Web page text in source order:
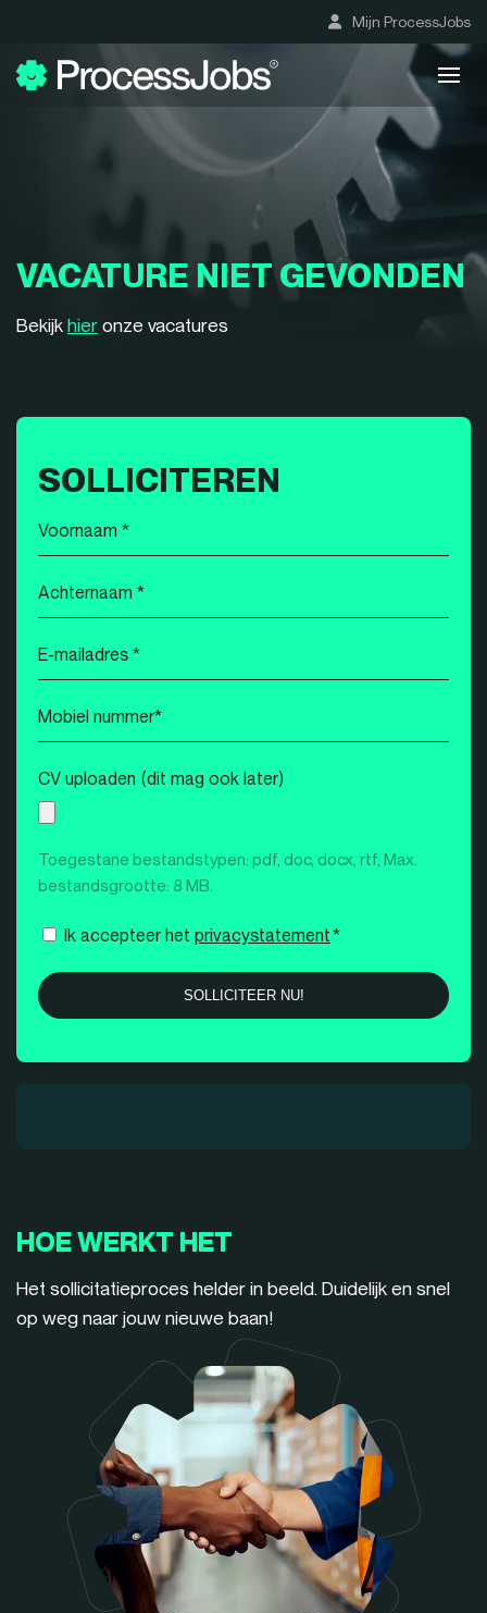
Mijn ProcessJobs
VACATURE NIET GEVONDEN
Bekijk hier onze vacatures
SOLLICITEREN
Voornaam
*
Achternaam
*
E-
mailadres
*
Mobiel
nummer
*
CV uploaden (dit mag ook later)
Toegestane bestandstypen: pdf, doc, docx, rtf, Max.
bestandsgrootte: 8 MB.
Instemming
Ik accepteer het privacystatement*
HOE WERKT HET
Het sollicitatieproces helder in beeld. Duidelijk en snel
op weg naar jouw nieuwe baan!